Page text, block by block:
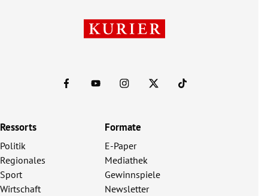
Ressorts
Politik
Regionales
Sport
Wirtschaft
Formate
E-Paper
Mediathek
Gewinnspiele
Newsletter